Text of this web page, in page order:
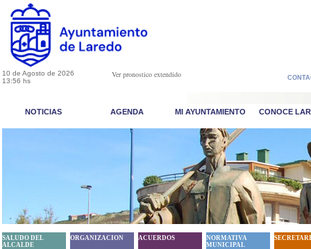
10 de Agosto de 2026
13:56 hs
Ver pronostico extendido
NOTICIAS AGENDA MI AYUNTAMIENTO CONOCE
SALUDO DEL
ALCALDE
ORGANIZACION ACUERDOS
NORMATIVA
MUNICIPAL